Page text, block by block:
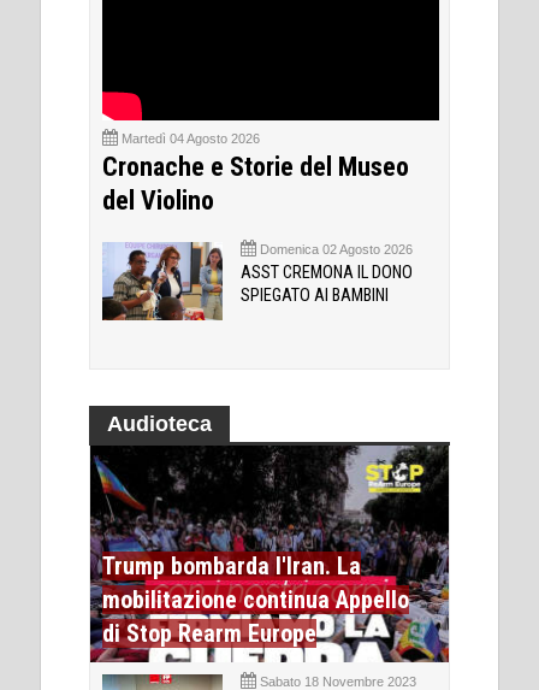
Martedì 04 Agosto 2026
Cronache e Storie del Museo
del Violino
Domenica 02 Agosto 2026
ASST CREMONA IL DONO
SPIEGATO AI BAMBINI
Audioteca
Trump bombarda l'Iran. La
mobilitazione continua Appello
di Stop Rearm Europe
Sabato 18 Novembre 2023